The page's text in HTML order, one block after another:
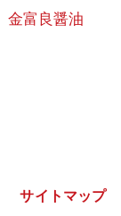
金富良醤油
サイトマップ